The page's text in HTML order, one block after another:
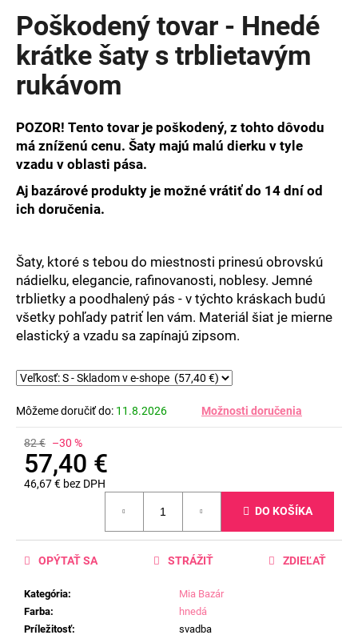
produktu
je
0,0
z
hviezdičiek.
Poškodený tovar - Hnedé
krátke šaty s trblietavým
rukávom
POZOR! Tento tovar je poškodený, z tohto dôvodu
má zníženú cenu. Šaty majú malú dierku v tyle
vzadu v oblasti pása.
Aj bazárové produkty je možné vrátiť do 14 dní od
ich doručenia.
Šaty, ktoré s tebou do miestnosti prinesú obrovskú
nádielku, elegancie, rafinovanosti, noblesy. Jemné
trblietky a poodhalený pás - v týchto kráskach budú
všetky pohľady patriť len vám. Materiál šiat je mierne
elastický a vzadu sa zapínajú zipsom.
Môžeme doručiť do: 11.8.2026 Možnosti doručenia
82 € –30 %
57,40 €
46,67 € bez DPH
DO KOŠÍKA
Kategória:
Mia Bazár
Farba:
hnedá
Príležitosť:
svadba
OPÝTAŤ SA STRÁŽIŤ ZDIEĽAŤ